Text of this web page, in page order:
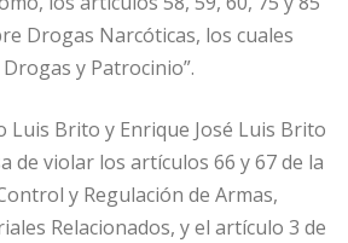
Drogas Narcóticas, los cuales
y Patrocinio”.
Luis Brito y Enrique José Luis Brito
de violar los artículos 66 y 67 de la
y Regulación de Armas,
Relacionados, y el artículo 3 de